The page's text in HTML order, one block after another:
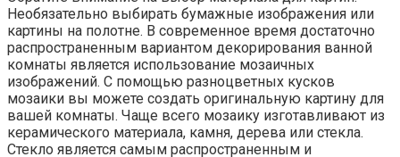
Дизайн ванной
Заказать душевую кабину по размерам заказчика в
Москве: индивидуальные решения для вашего дома
Компания «МосОблСтекло» рада предложить вам
уникальную возможность — заказать душевую кабину
по размерам заказчика